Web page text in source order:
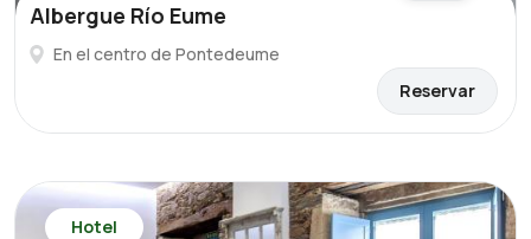
Albergue Río Eume
En el centro de Pontedeume
Reservar
Hotel